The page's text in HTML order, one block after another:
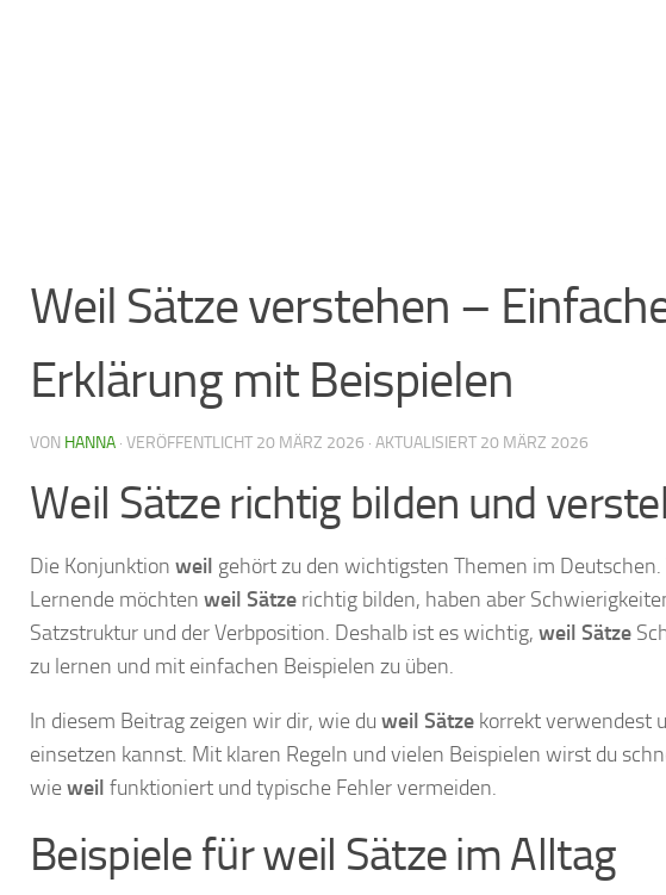
Weil Sätze verstehen –
Erklärung mit Beispielen
VON HANNA · VERÖFFENTLICHT 20 MÄRZ 2026 · AKTUALISIERT 20 MÄRZ 2026
Weil Sätze richtig bilden und
Die Konjunktion weil gehört zu den wichtigsten Themen im Deutschen.
Lernende möchten weil Sätze richtig bilden, haben aber
Satzstruktur und der Verbposition. Deshalb ist es wichtig, weil Sätze
zu lernen und mit einfachen Beispielen zu üben.
In diesem Beitrag zeigen wir dir, wie du weil Sätze korrekt verwendest
einsetzen kannst. Mit klaren Regeln und vielen Beispielen wirst du
wieweil funktioniert und typische Fehler vermeiden.
Beispiele für weil Sätze im Alltag